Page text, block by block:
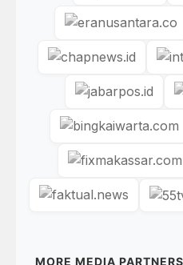
MORE MEDIA